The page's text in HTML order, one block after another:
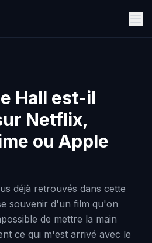
Hall est-il
Netflix,
ou Apple
déjà retrouvés dans cette
souvenir d'un film qu'on
de mettre la main
ce qui m'est arrivé avec le